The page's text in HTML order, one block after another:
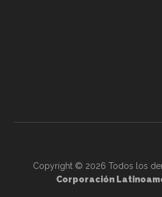
Copyright © 2026 Todos los
Corporación